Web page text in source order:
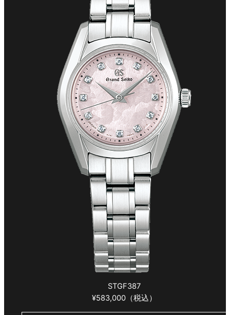
STGF387
¥583,000（税込）